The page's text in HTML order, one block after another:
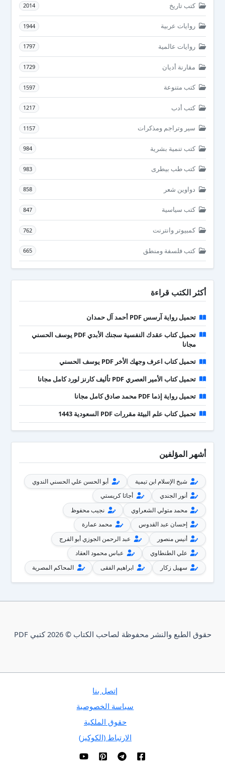
كتب تاريخ 2014
روايات عربية 1944
روايات عالمية 1797
مقارنة أديان 1729
كتب متنوعة 1597
كتب أدب 1217
سير وتراجم ومذكرات 1157
كتب تنمية بشرية 984
كتب طب بيطرى 983
دواوين شعر 858
كتب سياسية 847
كمبيوتر وانترنت 762
كتب فلسفة ومنطق 665
أكثر الكتب قراءة
تحميل رواية آرسس PDF أحمد آل حمدان
تحميل كتاب عقدك النفسية سجنك الأبدي PDF يوسف الحسني
مجانا
تحميل كتاب اعرف وجهك الأخر PDF يوسف الحسني
تحميل كتاب الأمير العصري PDF تأليف كارنز لورد كامل مجانا
تحميل رواية إذما PDF محمد صادق كامل مجانا
تحميل كتاب علم البيئة مقررات PDF السعودية 1443
أشهر المؤلفين
شيخ الإسلام ابن تيمية
أبو الحسن علي الحسني الندوي
أنور الجندي
أجاثا كريستي
محمد متولي الشعراوي
نجيب محفوظ
إحسان عبد القدوس
محمد عمارة
أنيس منصور
عبد الرحمن الجوزي أبو الفرج
علي الطنطاوي
عباس محمود العقاد
سهيل زكار
ابراهيم الفقى المحاكم المصرية
حقوق الطبع والنشر محفوظة لصاحب الكتاب © 2026 كتبي PDF
إتصل بنا
سياسة الخصوصية
حقوق الملكية
الارتباط (الكوكيز)